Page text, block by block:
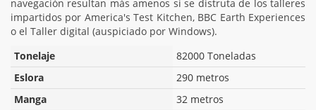
navegación resultan más amenos si se distruta de los talleres
impartidos por America's Test Kitchen, BBC Earth Experiences
o el Taller digital (auspiciado por Windows).
Tonelaje
82000 Toneladas
Eslora
290 metros
Manga
32 metros